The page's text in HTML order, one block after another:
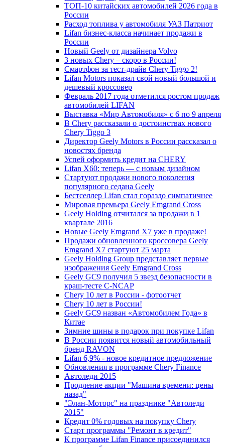
ТОП-10 китайских автомобилей 2026 года в
России
Расход топлива у автомобиля УАЗ Патриот
Lifan бизнес-класса начинает продажи в
России
Новый Geely от дизайнера Volvo
3 новых Chery – скоро в России!
Смартфон за тест-драйв Chery Tiggo 2!
Lifan Motors показал свой новый большой и
дешевый кроссовер
Февраль 2017 года отметился ростом продаж
автомобилей LIFAN
Выставка «Мир Автомобиля» с 6 по 9 апреля
В Chery рассказали о достоинствах нового
Chery Tiggo 3
Директор Geely Motors в России рассказал о
новостях бренда
Успей оформить кредит на CHERY
Lifan X60: теперь — с новым дизайном
Стартуют продажи нового поколения
популярного седана Geely
Бестселлер Lifan стал гораздо симпатичнее
Мировая премьера Geely Emgrand Cross
Geely Holding отчитался за продажи в 1
квартале 2016
Новые Geely Emgrand X7 уже в продаже!
Продажи обновленного кроссовера Geely
Emgrand X7 стартуют 25 марта
Geely Holding Group представляет первые
изображения Geely Emgrand Cross
Geely GC9 получил 5 звезд безопасности в
краш-тесте C-NCAP
Chery 10 лет в России - фотоотчет
Chery 10 лет в России!
Geely GC9 назван «Автомобилем Года» в
Китае
Зимние шины в подарок при покупке Lifan
В России появится новый автомобильный
бренд RAVON
Lifan 6,9% - новое кредитное предложение
Обновления в программе Chery Finance
Автоледи 2015
Продление акции "Машина времени: цены
назад"
"Элан-Моторс" на празднике "Автоледи
2015"
Кредит 0% годовых на покупку Chery
Старт программы "Ремонт в кредит"
К программе Lifan Finance присоединился